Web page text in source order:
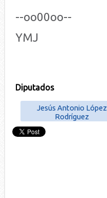
--oo00oo--
YMJ
Diputados
Jesús Antonio López
Rodríguez